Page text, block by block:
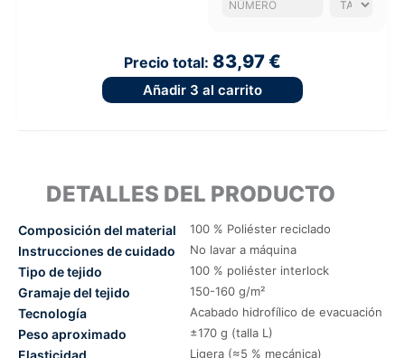
Precio total: 83,97 €
Añadir 3 al carrito
DETALLES DEL PRODUCTO
Composición del material 100 % Poliéster reciclado
Instrucciones de cuidado No lavar a máquina
Tipo de tejido 100 % poliéster interlock
Gramaje del tejido 150-160 g/m²
Tecnología Acabado hidrofílico de evacuación
Peso aproximado ±170 g (talla L)
Ligera (≈5 % mecánica)